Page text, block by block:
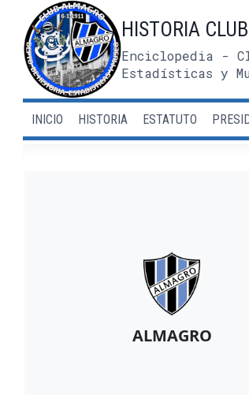
contenido
HISTORIA
Enciclopedia -
Estadísticas y
INICIO HISTORIA ESTATUTO
ALMAGRO